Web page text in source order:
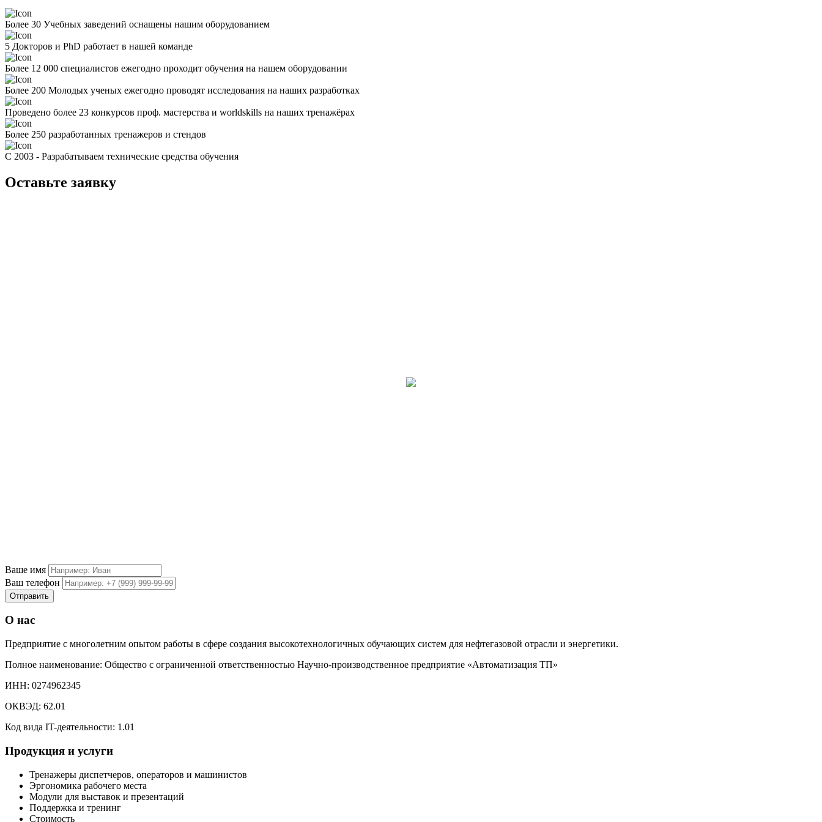
Более 30 Учебных заведений оснащены нашим оборудованием
5 Докторов и PhD работает в нашей команде
Более 12 000 специалистов ежегодно проходит обучения на нашем оборудовании
Более 200 Молодых ученых ежегодно проводят исследования на наших разработках
Проведено более 23 конкурсов проф. мастерства и worldskills на наших тренажёрах
Более 250 разработанных тренажеров и стендов
С 2003 - Разрабатываем технические средства обучения
Оставьте заявку
Ваше имя
Ваш телефон
О нас
Предприятие с многолетним опытом работы в сфере создания высокотехнологичных обучающих систем для нефтегазовой отрасли и энергетики.
Полное наименование: Общество с ограниченной ответственностью Научно-производственное предприятие «Автоматизация ТП»
ИНН: 0274962345
ОКВЭД: 62.01
Код вида IT-деятельности: 1.01
Продукция и услуги
Тренажеры диспетчеров, операторов и машинистов
Эргономика рабочего места
Модули для выставок и презентаций
Поддержка и тренинг
Стоимость